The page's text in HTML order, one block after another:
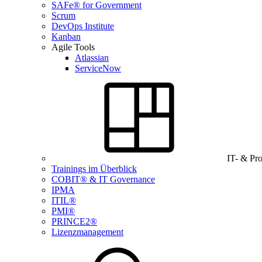
SAFe® for Government
Scrum
DevOps Institute
Kanban
Agile Tools
Atlassian
ServiceNow
IT- &
Trainings im Überblick
COBIT® & IT Governance
IPMA
ITIL®
PMI®
PRINCE2®
Lizenzmanagement